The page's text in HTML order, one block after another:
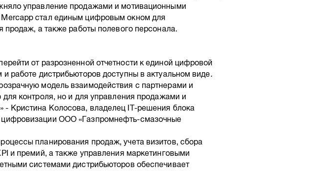
управление продажами и мотивационными
стал единым цифровым окном для
продаж, а также работы полевого персонала.
от разрозненной отчетности к единой цифровой
работе дистрибьюторов доступны в актуальном виде.
модель взаимодействия с партнерами и
для контроля, но и для управления продажами и
- Кристина Колосова, владелец IT-решения блока
ООО «Газпромнефть-смазочные
планирования продаж, учета визитов, сбора
и премий, а также управления маркетинговыми
системами дистрибьюторов обеспечивает